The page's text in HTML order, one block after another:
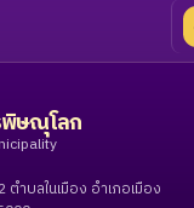
พิษณุโลก
ำบลในเมือง อำเภอเมือง